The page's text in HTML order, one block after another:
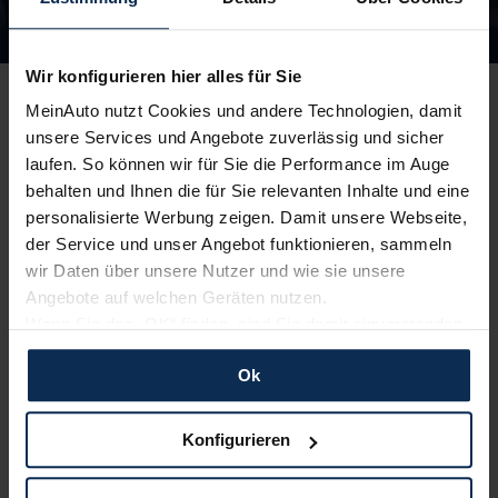
Wir konfigurieren hier alles für Sie
MeinAuto nutzt Cookies und andere Technologien, damit
unsere Services und Angebote zuverlässig und sicher
laufen. So können wir für Sie die Performance im Auge
behalten und Ihnen die für Sie relevanten Inhalte und eine
personalisierte Werbung zeigen. Damit unsere Webseite,
der Service und unser Angebot funktionieren, sammeln
wir Daten über unsere Nutzer und wie sie unsere
Angebote auf welchen Geräten nutzen.
und erlauben uns Cookies für unseren Service zu
verwenden und diese Daten an Dritte weiterzugeben,
etwa an unsere Marketingpartner. Falls Sie dem nicht
zustimmen möchten, beschränken wir uns auf die
dann nicht auf Sie zuschneiden und Sie somit nicht
Ok
Konfigurieren
Peugeot Skoda